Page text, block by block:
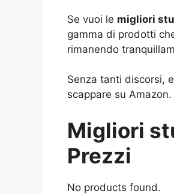
Se vuoi le migliori
gamma di prodotti
rimanendo
Senza tanti discorsi,
scappare su Amazon.
Migliori
Prezzi
No products found.